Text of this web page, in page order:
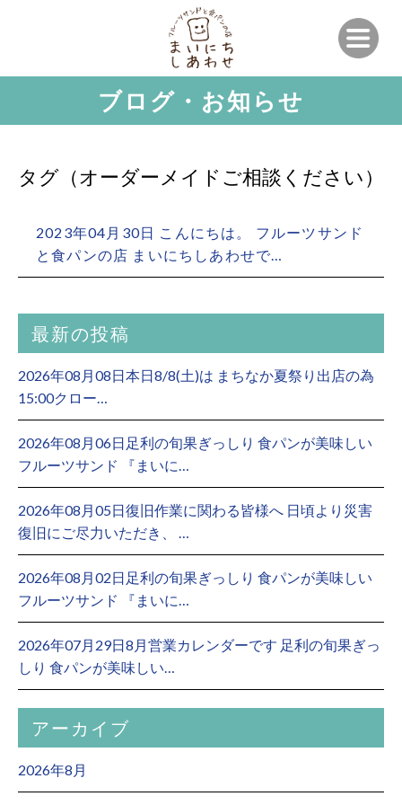
ブログ・お知らせ
タグ（オーダーメイドご相談ください）
2023年04月30日 こんにちは。 フルーツサンド
と食パンの店 まいにちしあわせで…
最新の投稿
2026年08月08日本日8/8(土)は まちなか夏祭り出店の為
15:00クロー…
2026年08月06日足利の旬果ぎっしり 食パンが美味しい
フルーツサンド 『まいに…
2026年08月05日復旧作業に関わる皆様へ 日頃より災害
復旧にご尽力いただき、 …
2026年08月02日足利の旬果ぎっしり 食パンが美味しい
フルーツサンド 『まいに…
2026年07月29日8月営業カレンダーです 足利の旬果ぎっ
しり 食パンが美味しい…
アーカイブ
2026年8月